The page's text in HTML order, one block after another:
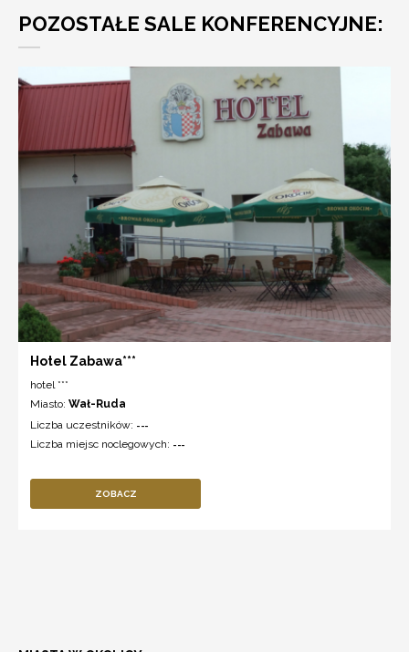
POZOSTAŁE SALE KONFERENCYJNE:
Hotel Zabawa***
hotel ***
Miasto: Wał-Ruda
Liczba uczestników: ---
Liczba miejsc noclegowych: ---
ZOBACZ